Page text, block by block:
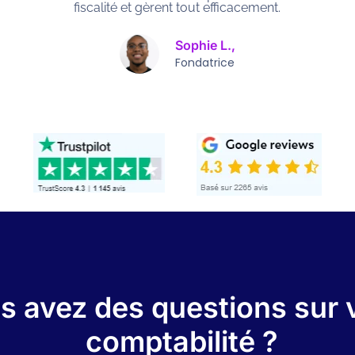
besoins.
Marc P.,
Directeur
avez des questions sur
comptabilité ?